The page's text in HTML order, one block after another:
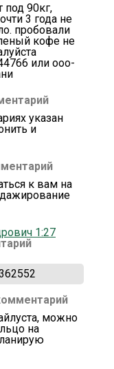
под 90кг,
3 года не
пробовали
кофе не
или ooo-
указан
и
к вам на
1:27
можно
на